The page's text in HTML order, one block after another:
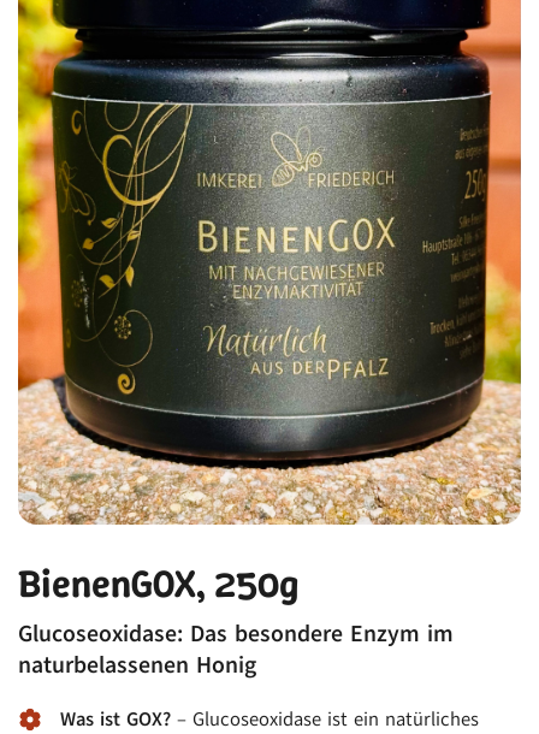
BienenGOX, 250g
Glucoseoxidase: Das besondere Enzym im
naturbelassenen Honig
Was ist GOX? – Glucoseoxidase ist ein natürliches